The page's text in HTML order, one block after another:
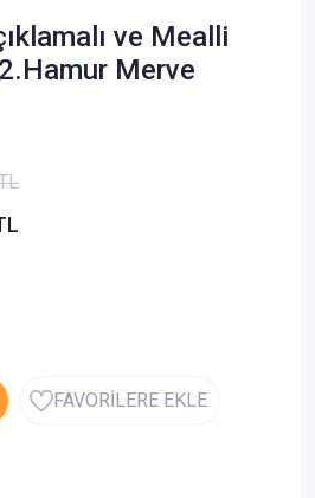
ve Mealli
Merve
FAVORİLERE EKLE